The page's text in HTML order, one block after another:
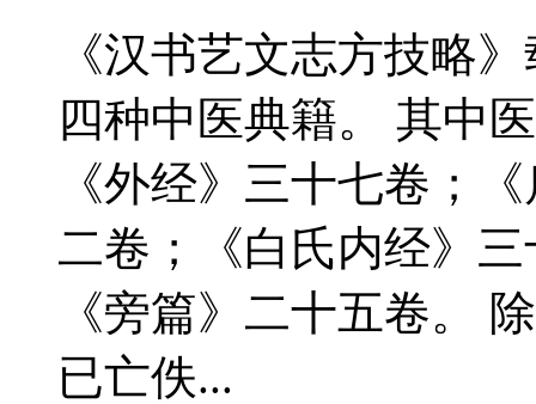
《汉书艺文志方技略
四种中医典籍。 其中
《外经》三十七卷；
二卷；《白氏内经》
《旁篇》二十五卷。
已亡佚...